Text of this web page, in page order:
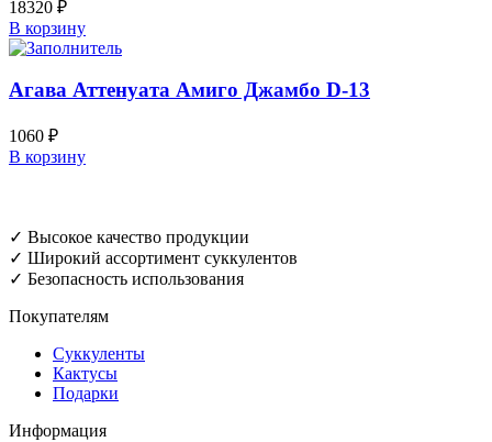
18320 ₽
В корзину
Агава Аттенуата Амиго Джамбо D-13
1060 ₽
В корзину
✓ Высокое качество продукции
✓ Широкий ассортимент суккулентов
✓ Безопасность использования
Покупателям
Суккуленты
Кактусы
Подарки
Информация